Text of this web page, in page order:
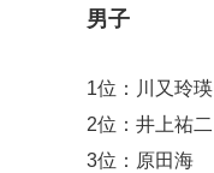
男子
1位：川又玲瑛
2位：井上祐二
3位：原田海